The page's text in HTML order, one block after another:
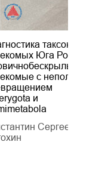
таксонов
Юга России.
и
с неполным
и
Сергеевич